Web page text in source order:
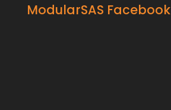
ModularSAS Facebook